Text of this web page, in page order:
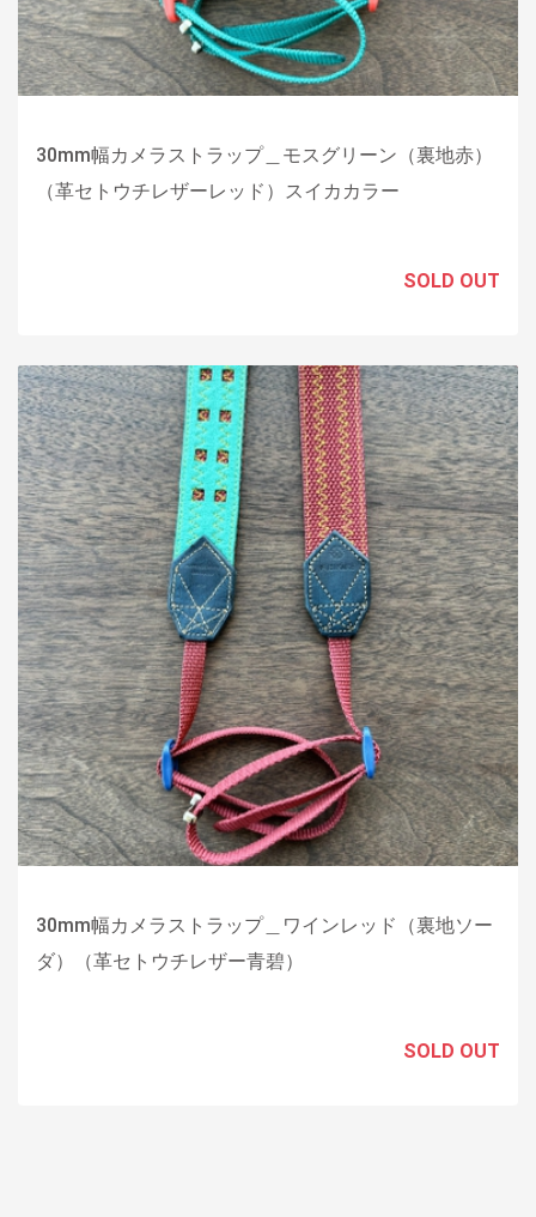
30mm幅カメラストラップ＿モスグリーン（裏地赤）
（革セトウチレザーレッド）スイカカラー
SOLD OUT
30mm幅カメラストラップ＿ワインレッド（裏地ソー
ダ）（革セトウチレザー青碧）
SOLD OUT